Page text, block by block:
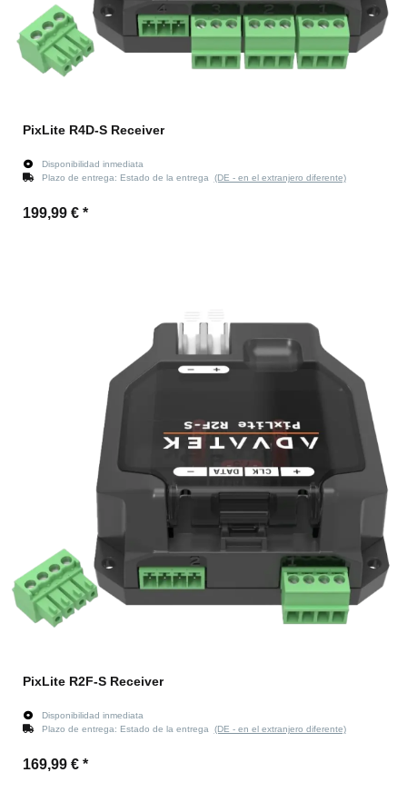
PixLite R4D-S Receiver
Disponibilidad inmediata
Plazo de entrega: Estado de la entrega (DE - en el extranjero diferente)
199,99 € *
PixLite R2F-S Receiver
Disponibilidad inmediata
Plazo de entrega: Estado de la entrega (DE - en el extranjero diferente)
169,99 € *